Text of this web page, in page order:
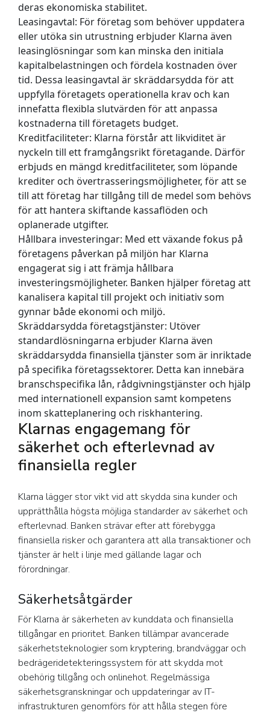
deras ekonomiska stabilitet.
Leasingavtal: För företag som behöver uppdatera
eller utöka sin utrustning erbjuder Klarna även
leasinglösningar som kan minska den initiala
kapitalbelastningen och fördela kostnaden över
tid. Dessa leasingavtal är skräddarsydda för att
uppfylla företagets operationella krav och kan
innefatta flexibla slutvärden för att anpassa
kostnaderna till företagets budget.
Kreditfaciliteter: Klarna förstår att likviditet är
nyckeln till ett framgångsrikt företagande. Därför
erbjuds en mängd kreditfaciliteter, som löpande
krediter och övertrasseringsmöjligheter, för att se
till att företag har tillgång till de medel som behövs
för att hantera skiftande kassaflöden och
oplanerade utgifter.
Hållbara investeringar: Med ett växande fokus på
företagens påverkan på miljön har Klarna
engagerat sig i att främja hållbara
investeringsmöjligheter. Banken hjälper företag att
kanalisera kapital till projekt och initiativ som
gynnar både ekonomi och miljö.
Skräddarsydda företagstjänster: Utöver
standardlösningarna erbjuder Klarna även
skräddarsydda finansiella tjänster som är inriktade
på specifika företagssektorer. Detta kan innebära
branschspecifika lån, rådgivningstjänster och hjälp
med internationell expansion samt kompetens
inom skatteplanering och riskhantering.
Klarnas engagemang för
säkerhet och efterlevnad av
finansiella regler
Klarna lägger stor vikt vid att skydda sina kunder och
upprätthålla högsta möjliga standarder av säkerhet och
efterlevnad. Banken strävar efter att förebygga
finansiella risker och garantera att alla transaktioner och
tjänster är helt i linje med gällande lagar och
förordningar.
Säkerhetsåtgärder
För Klarna är säkerheten av kunddata och finansiella
tillgångar en prioritet. Banken tillämpar avancerade
säkerhetsteknologier som kryptering, brandväggar och
bedrägeridetekteringssystem för att skydda mot
obehörig tillgång och onlinehot. Regelmässiga
säkerhetsgranskningar och uppdateringar av IT-
infrastrukturen genomförs för att hålla stegen före